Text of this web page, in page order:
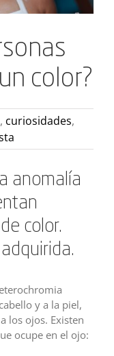
color?
, curiosidades,
anomalía
color.
y a la piel,
los ojos. Existen
ocupe en el ojo: